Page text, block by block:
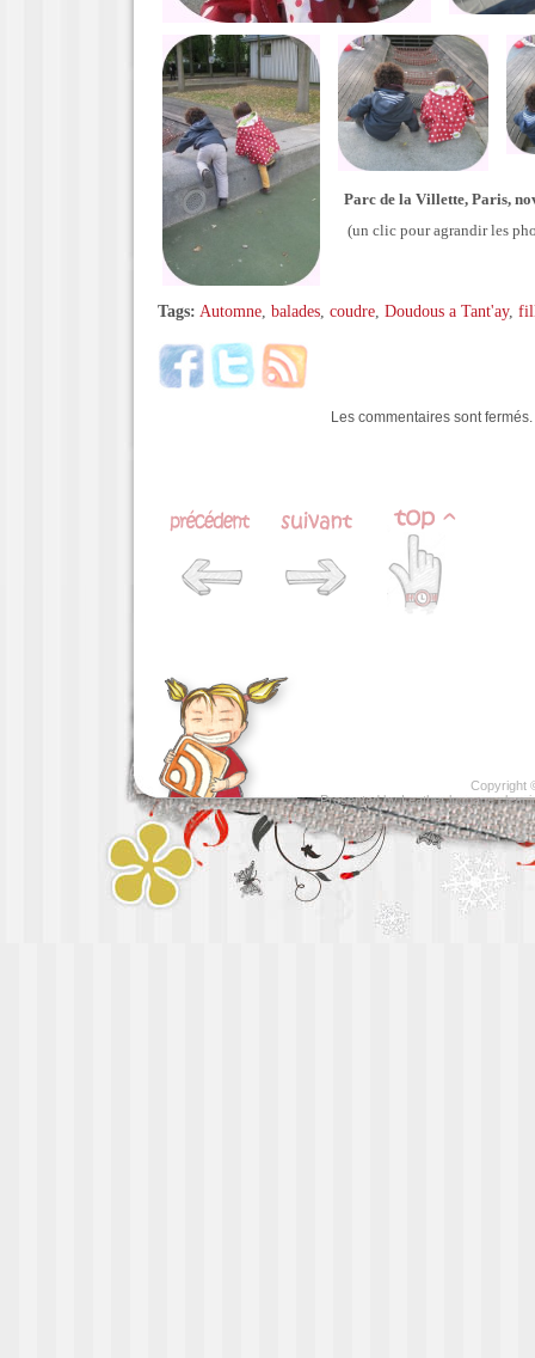
Parc de la Villette, Paris,
(un clic pour agrandir les
Tags: Automne balades coudre Doudous a Tant'ay,
Les commentaires sont fermés.
Copyright
Presented byLeather luggage